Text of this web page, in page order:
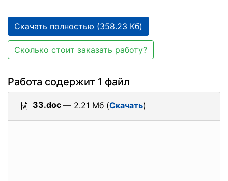
Скачать полностью (358.23 Кб)
Сколько стоит заказать работу?
Работа содержит 1 файл
33.doc — 2.21 Мб (Скачать)